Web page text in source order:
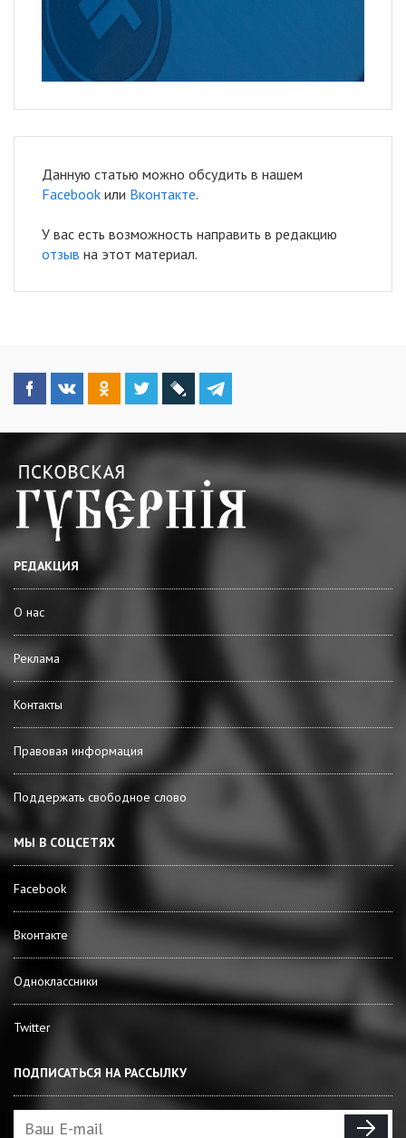
Данную статью можно обсудить в нашем
Facebook или Вконтакте.
У вас есть возможность направить в редакцию
отзыв на этот материал.
РЕДАКЦИЯ
О нас
Реклама
Контакты
Правовая информация
Поддержать свободное слово
МЫ В СОЦСЕТЯХ
Facebook
Вконтакте
Одноклассники
Twitter
ПОДПИСАТЬСЯ НА РАССЫЛКУ